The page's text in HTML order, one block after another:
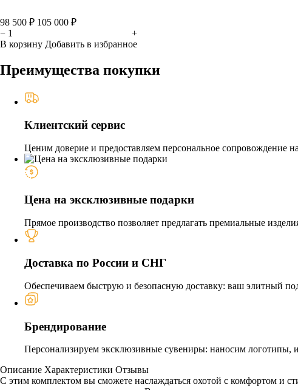
98 500 ₽ 105 000 ₽
−
+
В корзину Добавить в избранное
Преимущества покупки
Клиентский сервис
Ценим доверие и предоставляем персональное сопровождение
Цена на эксклюзивные подарки
Прямое производство позволяет предлагать премиальные
Доставка по России и СНГ
Обеспечиваем быструю и безопасную доставку: ваш элитный
Брендирование
Персонализируем эксклюзивные сувениры: наносим логотипы,
Описание Характеристики Отзывы
С этим комплектом вы сможете наслаждаться охотой с комфортом и